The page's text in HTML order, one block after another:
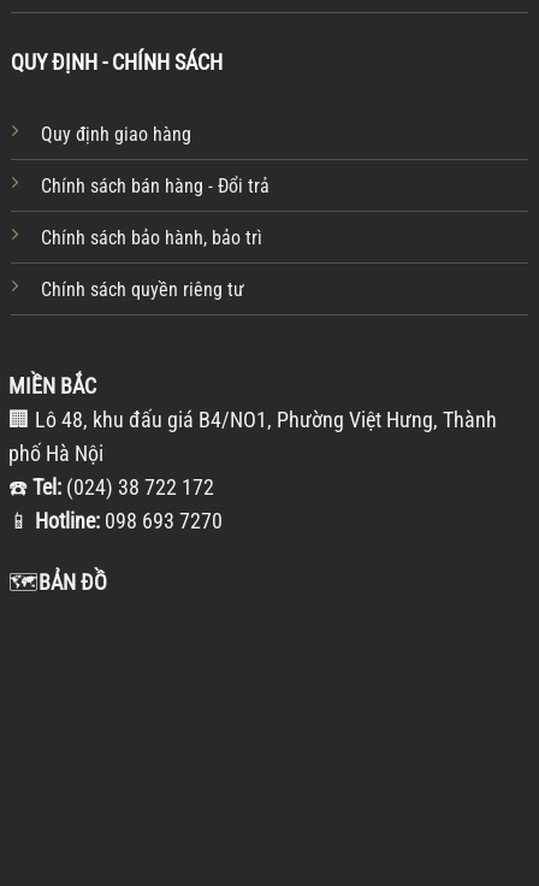
QUY ĐỊNH - CHÍNH SÁCH
Quy định giao hàng
Chính sách bán hàng - Đổi trả
Chính sách bảo hành, bảo trì
Chính sách quyền riêng tư
MIỀN BẮC
🏢 Lô 48, khu đấu giá B4/NO1, Phường Việt Hưng, Thành
phố Hà Nội
☎️Tel: (024) 38 722 172
📱 Hotline: 098 693 7270
🗺️BẢN ĐỒ